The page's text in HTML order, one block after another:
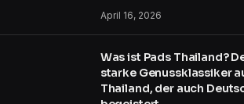
April 16, 2026
Was ist Pads Thailand?
starke Genussklassiker
Thailand, der auch